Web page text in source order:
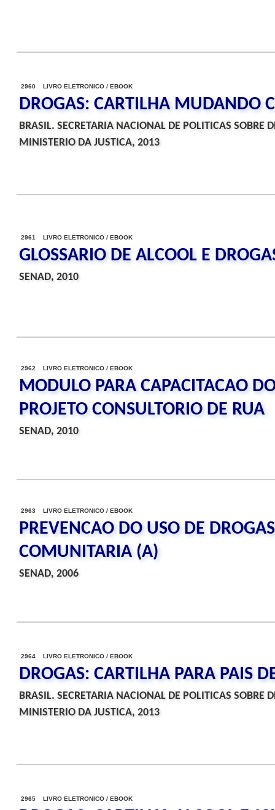
2960 LIVRO ELETRONICO / EBOOK
DROGAS: CARTILHA MUDANDO
BRASIL. SECRETARIA NACIONAL DE POLITICAS SOBRE
MINISTERIO DA JUSTICA, 2013
2961 LIVRO ELETRONICO / EBOOK
GLOSSARIO DE ALCOOL E
SENAD, 2010
2962 LIVRO ELETRONICO / EBOOK
MODULO PARA CAPACITACAO
PROJETO CONSULTORIO DE RUA
SENAD, 2010
2963 LIVRO ELETRONICO / EBOOK
PREVENCAO DO USO DE
COMUNITARIA (A)
SENAD, 2006
2964 LIVRO ELETRONICO / EBOOK
DROGAS: CARTILHA PARA PAIS
BRASIL. SECRETARIA NACIONAL DE POLITICAS SOBRE
MINISTERIO DA JUSTICA, 2013
2965 LIVRO ELETRONICO / EBOOK